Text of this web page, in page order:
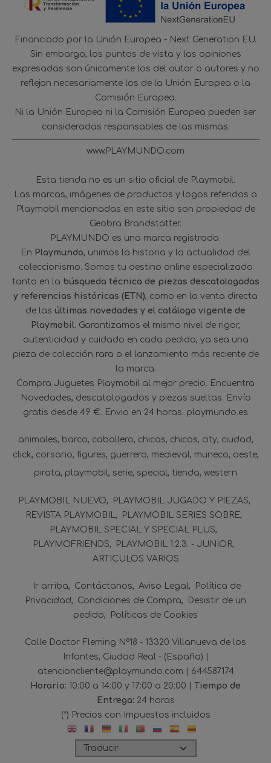
Financiado por la Unión Europea - Next Generation EU.
Sin embargo, los puntos de vista y las opiniones
expresadas son únicamente los del autor o autores y no
reflejan necesariamente los de la Unión Europea o la
Comisión Europea.
Ni la Unión Europea ni la Comisión Europea pueden ser
consideradas responsables de las mismas.
www.PLAYMUNDO.com
Esta tienda no es un sitio oficial de Playmobil.
Las marcas, imágenes de productos y logos referidos a
Playmobil mencionadas en este sitio son propiedad de
Geobra Brandstätter.
PLAYMUNDO es una marca registrada.
En Playmundo, unimos la historia y la actualidad del
coleccionismo. Somos tu destino online especializado
tanto en la búsqueda técnica de piezas descatalogadas
y referencias históricas (ETN), como en la venta directa
de las últimas novedades y el catálogo vigente de
Playmobil. Garantizamos el mismo nivel de rigor,
autenticidad y cuidado en cada pedido, ya sea una
pieza de colección rara o el lanzamiento más reciente de
la marca.
Compra Juguetes Playmobil al mejor precio. Encuentra
Novedades, descatalogados y piezas sueltas. Envío
gratis desde 49 €. Envio en 24 horas. playmundo.es
animales barco caballero chicas chicos city ciudad
click corsario figures guerrero medieval muneco oeste
pirata playmobil serie special tienda western
PLAYMOBIL NUEVO
PLAYMOBIL JUGADO Y PIEZAS
REVISTA PLAYMOBIL
PLAYMOBIL SERIES SOBRE
PLAYMOBIL SPECIAL Y SPECIAL PLUS
PLAYMOFRIENDS
PLAYMOBIL 1.2.3. - JUNIOR
ARTICULOS VARIOS
Ir arriba Contáctanos Aviso Legal
Política de
Privacidad
Condiciones de Compra
Desistir de un
pedido
Políticas de Cookies
Calle Doctor Fleming Nº18 - 13320 Villanueva de los
Infantes, Ciudad Real - (España) |
atencioncliente@playmundo.com | 644587174
Horario: 10:00 a 14:00 y 17:00 a 20:00 | Tiempo de
Entrega: 24 horas
(*) Precios con Impuestos incluidos